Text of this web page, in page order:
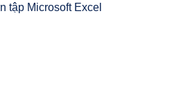
tập Microsoft Excel